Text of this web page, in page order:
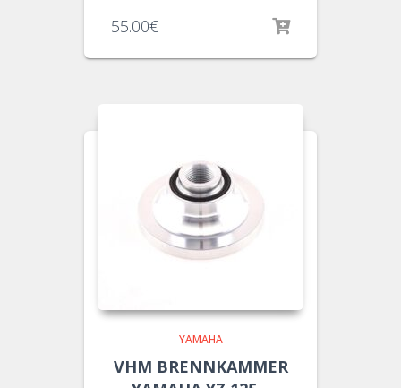
55.00€
YAMAHA
VHM BRENNKAMMER